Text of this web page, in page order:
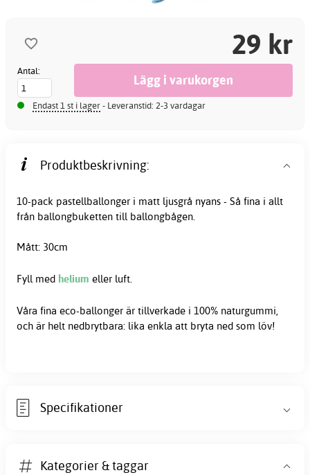
29 kr
Antal:
Endast 1 st i lager- Leveranstid: 2-3 vardagar
Produktbeskrivning:
10-pack pastellballonger i matt ljusgrå nyans - Så fina i allt
från ballongbuketten till ballongbågen.
Mått: 30cm
Fyll med helium eller luft.
Våra fina eco-ballonger är tillverkade i 100% naturgummi,
och är helt nedbrytbara: lika enkla att bryta ned som löv!
Specifikationer
Kategorier & taggar